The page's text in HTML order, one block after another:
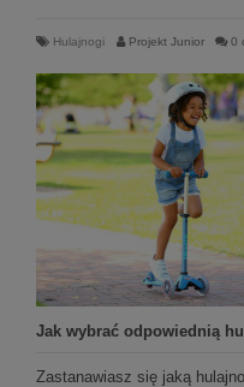
Hulajnogi Projekt Junior 0
Jak wybrać odpowiednią
Zastanawiasz się jaką